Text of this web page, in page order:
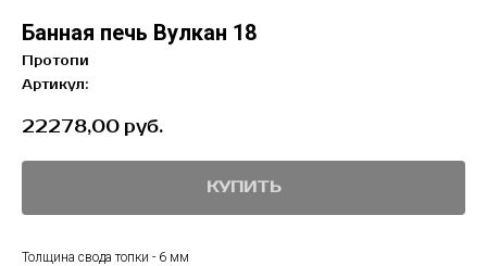
Банная печь Вулкан 18
Протопи
Артикул:
22278,00 руб.
КУПИТЬ
Толщина свода топки - 6 мм